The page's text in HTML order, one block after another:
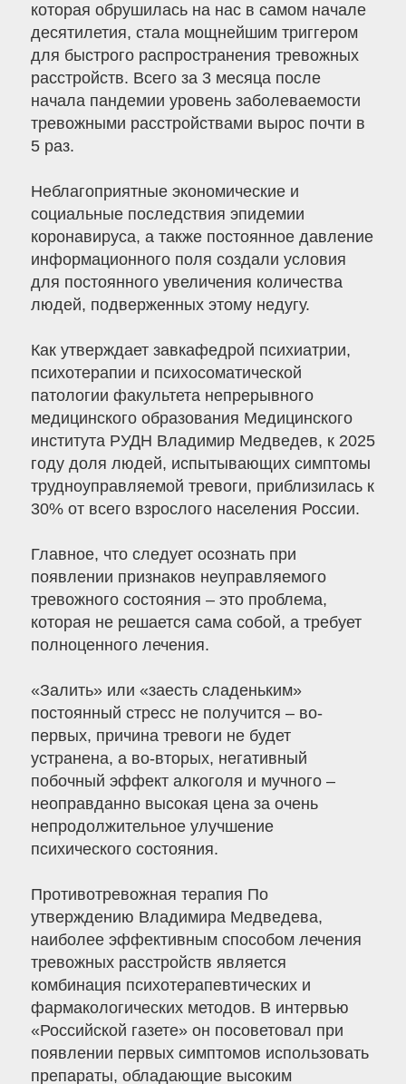
которая обрушилась на нас в самом начале
десятилетия, стала мощнейшим триггером
для быстрого распространения тревожных
расстройств. Всего за 3 месяца после
начала пандемии уровень заболеваемости
тревожными расстройствами вырос почти в
5 раз.
Неблагоприятные экономические и
социальные последствия эпидемии
коронавируса, а также постоянное давление
информационного поля создали условия
для постоянного увеличения количества
людей, подверженных этому недугу.
Как утверждает завкафедрой психиатрии,
психотерапии и психосоматической
патологии факультета непрерывного
медицинского образования Медицинского
института РУДН Владимир Медведев, к 2025
году доля людей, испытывающих симптомы
трудноуправляемой тревоги, приблизилась к
30% от всего взрослого населения России.
Главное, что следует осознать при
появлении признаков неуправляемого
тревожного состояния – это проблема,
которая не решается сама собой, а требует
полноценного лечения.
«Залить» или «заесть сладеньким»
постоянный стресс не получится – во-
первых, причина тревоги не будет
устранена, а во-вторых, негативный
побочный эффект алкоголя и мучного –
неоправданно высокая цена за очень
непродолжительное улучшение
психического состояния.
Противотревожная терапия По
утверждению Владимира Медведева,
наиболее эффективным способом лечения
тревожных расстройств является
комбинация психотерапевтических и
фармакологических методов. В интервью
«Российской газете» он посоветовал при
появлении первых симптомов использовать
препараты, обладающие высоким